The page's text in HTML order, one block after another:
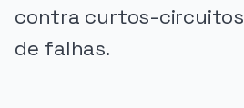
contra curtos-
de falhas.